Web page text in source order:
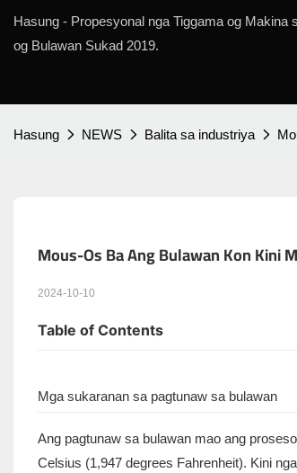
Hasung - Propesyonal nga Tiggama og
og Bulawan Sukad 2019.
Hasung NEWS Balita sa industriya
Mous-Os Ba Ang Bulawan Kon Kini
2024-10-10
Table of Contents
Mga sukaranan sa pagtunaw sa bulawan
Ang pagtunaw sa bulawan mao ang
Celsius (1,947 degrees Fahrenheit). Kini